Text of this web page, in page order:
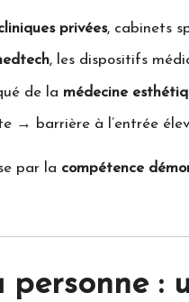
privées, cabinets
, les dispositifs
de la médecine
→ barrière à l’entrée
par la compétence
personne :